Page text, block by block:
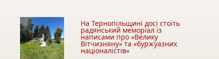
На Тернопільщині досі стоїть
радянський меморіал із
написами про «Велику
Вітчизняну» та «буржуазних
націоналістів»